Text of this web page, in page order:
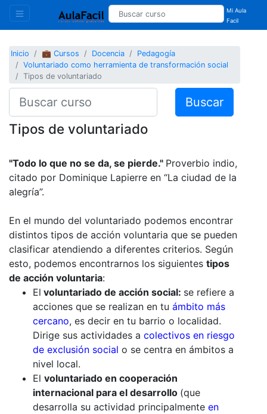
Mi Aula
Facil
Inicio 💼 Cursos Docencia
Pedagogía
Voluntariado como herramienta de transformación social
Tipos de voluntariado
Buscar
Tipos de voluntariado
"Todo lo que no se da, se pierde." Proverbio indio,
citado por Dominique Lapierre en “La ciudad de la
alegría”.
En el mundo del voluntariado podemos encontrar
distintos tipos de acción voluntaria que se pueden
clasificar atendiendo a diferentes criterios. Según
esto, podemos encontrarnos los siguientes tipos
de acción voluntaria:
El voluntariado de acción social: se refiere a
acciones que se realizan en tu ámbito más
cercano, es decir en tu barrio o localidad.
Dirige sus actividades a colectivos en riesgo
de exclusión social o se centra en ámbitos a
nivel local.
El voluntariado en cooperación
internacional para el desarrollo (que
desarrolla su actividad principalmente en